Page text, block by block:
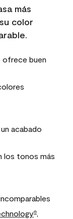
más
color
ofrece buen
acabado
los tonos más
®,